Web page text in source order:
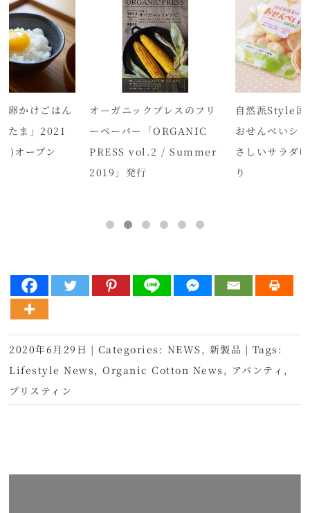
卵かけごはん
たま」2021
)オープン
オーガニックプレスのフリ
ーペーパー「ORGANIC
PRESS vol.2 / Summer
2019」発行
自然派Style国
おせんべいシ
さしいサラダ
り
2020年6月29日 | Categories: NEWS , 新製品 | Tags:
Lifestyle News ,Organic Cotton News , アバンティ ,
プリスティン